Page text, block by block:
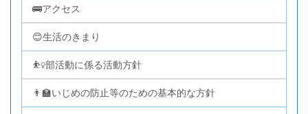
🚌アクセス
😊生活のきまり
⛹️‍♀️部活動に係る活動方針
👨‍🏫いじめの防止等のための基本的な方針